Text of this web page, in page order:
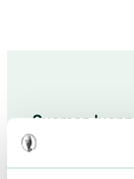
Suomen
piiri